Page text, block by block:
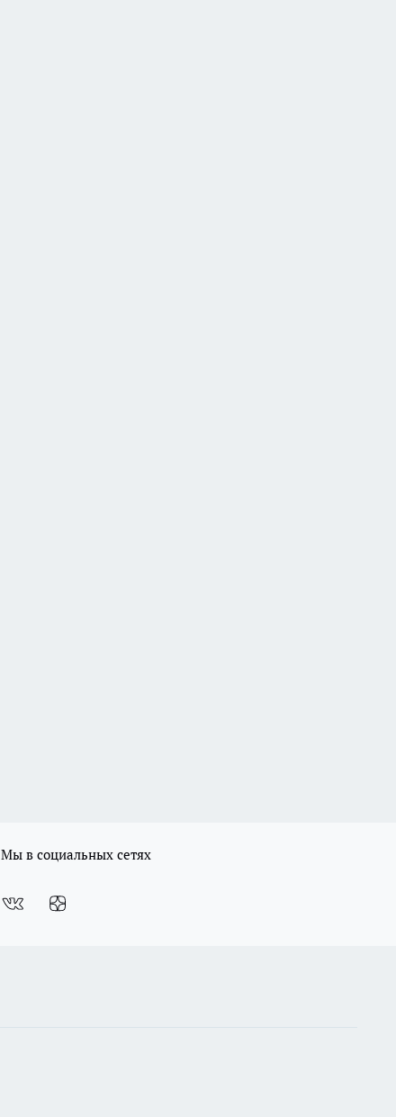
Мы в социальных сетях